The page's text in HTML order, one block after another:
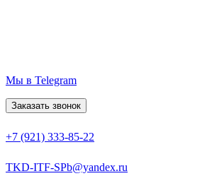
Мы в Telegram
Заказать звонок
+7 (921) 333-85-22
TKD-ITF-SPb@yandex.ru